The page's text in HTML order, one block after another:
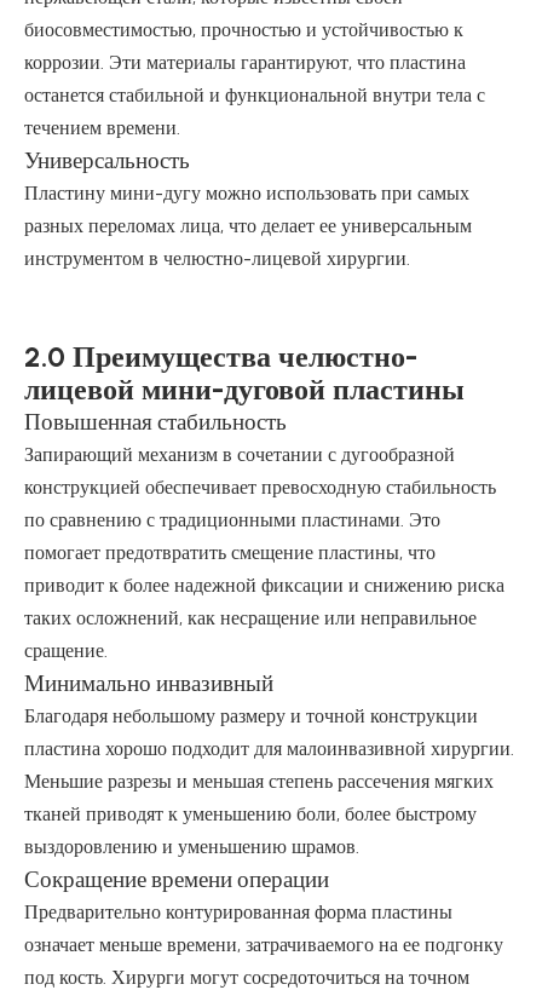
биосовместимостью, прочностью и устойчивостью к
коррозии. Эти материалы гарантируют, что пластина
останется стабильной и функциональной внутри тела с
течением времени.
Универсальность
Пластину мини-дугу можно использовать при самых
разных переломах лица, что делает ее универсальным
инструментом в челюстно-лицевой хирургии.
2.0 Преимущества челюстно-
лицевой мини-дуговой пластины
Повышенная стабильность
Запирающий механизм в сочетании с дугообразной
конструкцией обеспечивает превосходную стабильность
по сравнению с традиционными пластинами. Это
помогает предотвратить смещение пластины, что
приводит к более надежной фиксации и снижению риска
таких осложнений, как несращение или неправильное
сращение.
Минимально инвазивный
Благодаря небольшому размеру и точной конструкции
пластина хорошо подходит для малоинвазивной хирургии.
Меньшие разрезы и меньшая степень рассечения мягких
тканей приводят к уменьшению боли, более быстрому
выздоровлению и уменьшению шрамов.
Сокращение времени операции
Предварительно контурированная форма пластины
означает меньше времени, затрачиваемого на ее подгонку
под кость. Хирурги могут сосредоточиться на точном